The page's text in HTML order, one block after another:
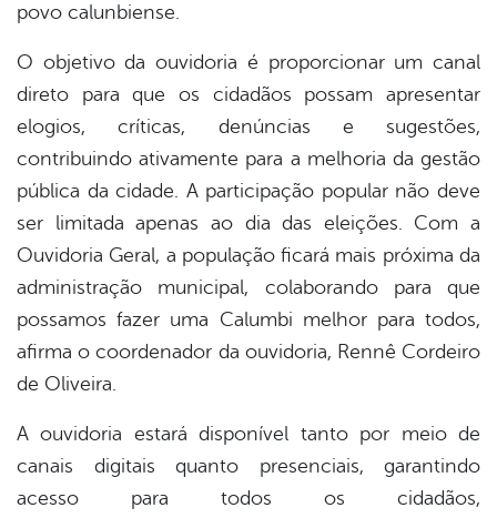
povo calunbiense.
O objetivo da ouvidoria é proporcionar um canal
direto para que os cidadãos possam apresentar
elogios, críticas, denúncias e sugestões,
contribuindo ativamente para a melhoria da gestão
pública da cidade. A participação popular não deve
ser limitada apenas ao dia das eleições. Com a
Ouvidoria Geral, a população ficará mais próxima da
administração municipal, colaborando para que
possamos fazer uma Calumbi melhor para todos,
afirma o coordenador da ouvidoria, Rennê Cordeiro
de Oliveira.
A ouvidoria estará disponível tanto por meio de
canais digitais quanto presenciais, garantindo
acesso para todos os cidadãos,